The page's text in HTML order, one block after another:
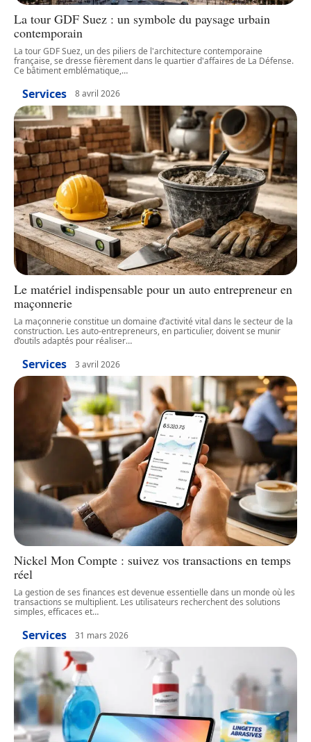
La tour GDF Suez : un symbole du paysage urbain
contemporain
La tour GDF Suez, un des piliers de l'architecture contemporaine
française, se dresse fièrement dans le quartier d'affaires de La Défense.
Ce bâtiment emblématique,…
Services 8 avril 2026
Le matériel indispensable pour un auto entrepreneur en
maçonnerie
La maçonnerie constitue un domaine d’activité vital dans le secteur de la
construction. Les auto-entrepreneurs, en particulier, doivent se munir
d’outils adaptés pour réaliser…
Services 3 avril 2026
Nickel Mon Compte : suivez vos transactions en temps
réel
La gestion de ses finances est devenue essentielle dans un monde où les
transactions se multiplient. Les utilisateurs recherchent des solutions
simples, efficaces et…
Services 31 mars 2026